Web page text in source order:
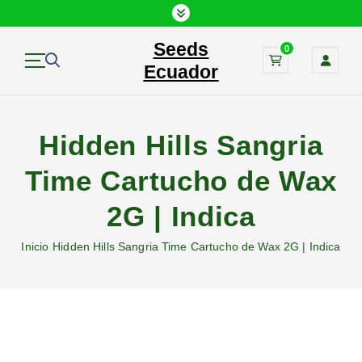
a
Seeds
Ecuador
0
Hidden Hills Sangria
Time Cartucho de Wax
2G | Indica
Inicio Hidden Hills Sangria Time Cartucho de Wax 2G | Indica